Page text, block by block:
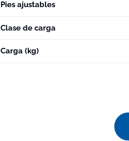
Pies ajustables
Clase de carga
Carga (kg)